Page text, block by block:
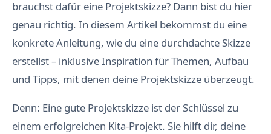
brauchst dafür eine Projektskizze? Dann bist du hier
genau richtig. In diesem Artikel bekommst du eine
konkrete Anleitung, wie du eine durchdachte Skizze
erstellst – inklusive Inspiration für Themen, Aufbau
und Tipps, mit denen deine Projektskizze überzeugt.
Denn: Eine gute Projektskizze ist der Schlüssel zu
einem erfolgreichen Kita-Projekt. Sie hilft dir, deine